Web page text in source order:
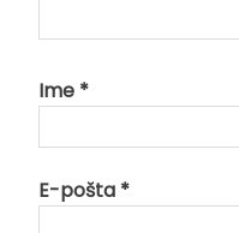
Ime *
E-pošta *